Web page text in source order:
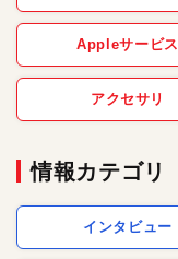
Appleサービス
アクセサリ
情報カテゴリ
インタビュー